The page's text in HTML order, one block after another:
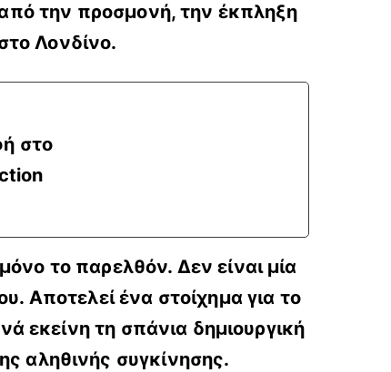
την προσμονή, την έκπληξη
Λονδίνο.
στο
το παρελθόν. Δεν είναι μία
Αποτελεί ένα στοίχημα για το
εκείνη τη σπάνια δημιουργική
αληθινής συγκίνησης.